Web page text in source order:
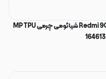
قاب گوشی Redmi 9C - Redmi 10A - Poco C3 شیائومی چرمی MP TPU